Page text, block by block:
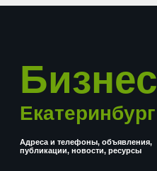
Бизнес
Екатеринбург
Адреса и телефоны, объявления,
публикации, новости, ресурсы